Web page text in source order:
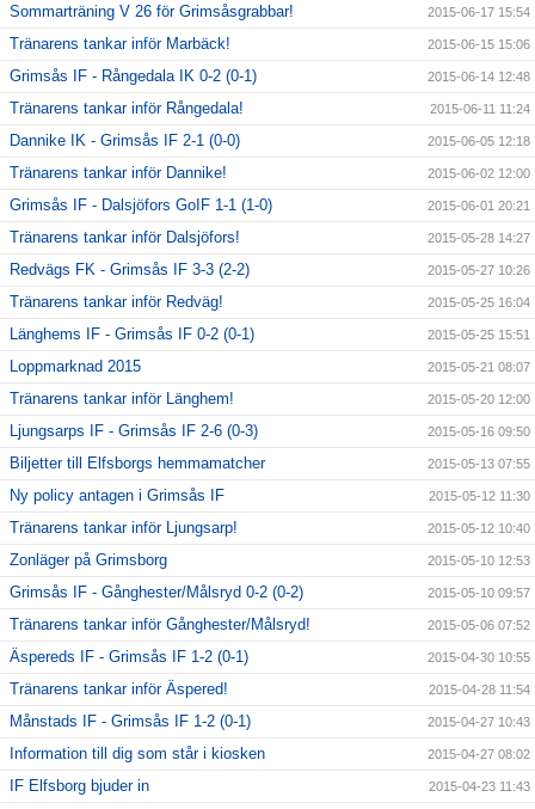
Sommarträning V 26 för Grimsåsgrabbar! 2015-06-17 15:54
Tränarens tankar inför Marbäck! 2015-06-15 15:06
Grimsås IF - Rångedala IK 0-2 (0-1) 2015-06-14 12:48
Tränarens tankar inför Rångedala! 2015-06-11 11:24
Dannike IK - Grimsås IF 2-1 (0-0) 2015-06-05 12:18
Tränarens tankar inför Dannike! 2015-06-02 12:00
Grimsås IF - Dalsjöfors GoIF 1-1 (1-0) 2015-06-01 20:21
Tränarens tankar inför Dalsjöfors! 2015-05-28 14:27
Redvägs FK - Grimsås IF 3-3 (2-2) 2015-05-27 10:26
Tränarens tankar inför Redväg! 2015-05-25 16:04
Länghems IF - Grimsås IF 0-2 (0-1) 2015-05-25 15:51
Loppmarknad 2015 2015-05-21 08:07
Tränarens tankar inför Länghem! 2015-05-20 12:00
Ljungsarps IF - Grimsås IF 2-6 (0-3) 2015-05-16 09:50
Biljetter till Elfsborgs hemmamatcher 2015-05-13 07:55
Ny policy antagen i Grimsås IF 2015-05-12 11:30
Tränarens tankar inför Ljungsarp! 2015-05-12 10:40
Zonläger på Grimsborg 2015-05-10 12:53
Grimsås IF - Gånghester/Målsryd 0-2 (0-2) 2015-05-10 09:57
Tränarens tankar inför Gånghester/Målsryd! 2015-05-06 07:52
Äspereds IF - Grimsås IF 1-2 (0-1) 2015-04-30 10:55
Tränarens tankar inför Äspered! 2015-04-28 11:54
Månstads IF - Grimsås IF 1-2 (0-1) 2015-04-27 10:43
Information till dig som står i kiosken 2015-04-27 08:02
IF Elfsborg bjuder in 2015-04-23 11:43